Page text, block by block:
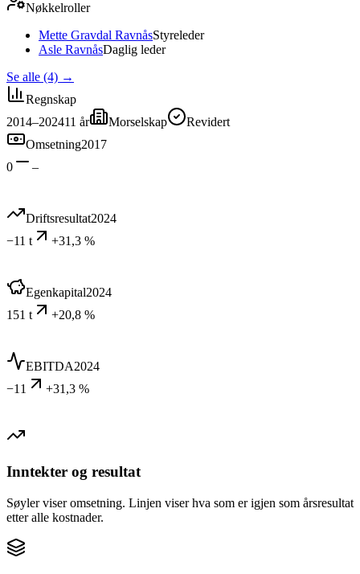
Nøkkelroller
Mette Gravdal RavnåsStyreleder
Asle RavnåsDaglig leder
Se alle (4) →
Regnskap
2014–202411 år Morselskap
Revidert
Omsetning2017
0
–
Driftsresultat2024
−11 t
+31,3 %
Egenkapital2024
151 t
+20,8 %
EBITDA2024
−11
+31,3 %
Inntekter og resultat
Søyler viser omsetning. Linjen viser hva som er igjen som årsresultat
etter alle kostnader.